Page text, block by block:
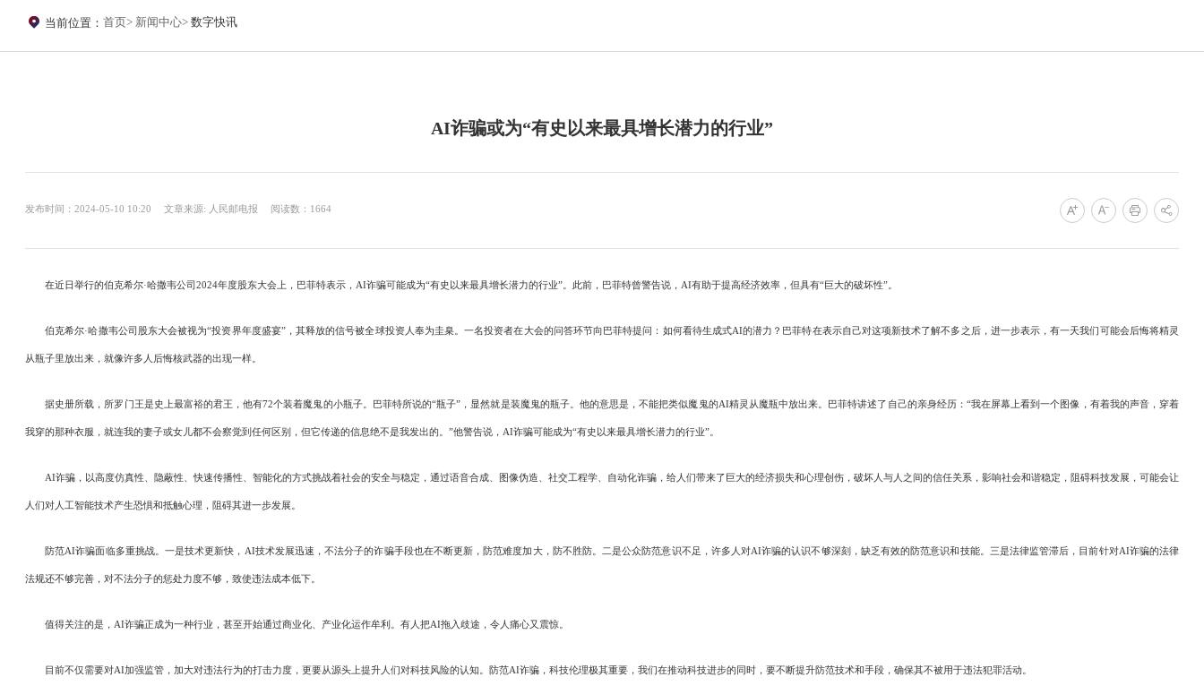
当前位置：首页 新闻中心 数字快讯
AI诈骗或为“有史以来最具增长潜力的行业”
发布时间：2024-05-10 10:20 文章来源: 人民邮电报 阅读数：1664
在近日举行的伯克希尔·哈撒韦公司2024年度股东大会上，巴菲特表示，AI诈骗可能成为“有史以来最具增长潜力的行业”。此前，巴菲特曾警告说，AI有助于提高经济效率，但具有“巨大的破坏性”。
伯克希尔·哈撒韦公司股东大会被视为“投资界年度盛宴”，其释放的信号被全球投资人奉为圭臬。一名投资者在大会的问答环节向巴菲特提问：如何看待生成式AI的潜力？巴菲特在表示自己对这项新技术了解不多之后，进一步表示，有一天我们可能会后悔将精灵
从瓶子里放出来，就像许多人后悔核武器的出现一样。
据史册所载，所罗门王是史上最富裕的君王，他有72个装着魔鬼的小瓶子。巴菲特所说的“瓶子”，显然就是装魔鬼的瓶子。他的意思是，不能把类似魔鬼的AI精灵从魔瓶中放出来。巴菲特讲述了自己的亲身经历：“我在屏幕上看到一个图像，有着我的声音，穿着
我穿的那种衣服，就连我的妻子或女儿都不会察觉到任何区别，但它传递的信息绝不是我发出的。”他警告说，AI诈骗可能成为“有史以来最具增长潜力的行业”。
AI诈骗，以高度仿真性、隐蔽性、快速传播性、智能化的方式挑战着社会的安全与稳定，通过语音合成、图像伪造、社交工程学、自动化诈骗，给人们带来了巨大的经济损失和心理创伤，破坏人与人之间的信任关系，影响社会和谐稳定，阻碍科技发展，可能会让
人们对人工智能技术产生恐惧和抵触心理，阻碍其进一步发展。
防范AI诈骗面临多重挑战。一是技术更新快，AI技术发展迅速，不法分子的诈骗手段也在不断更新，防范难度加大，防不胜防。二是公众防范意识不足，许多人对AI诈骗的认识不够深刻，缺乏有效的防范意识和技能。三是法律监管滞后，目前针对AI诈骗的法律
法规还不够完善，对不法分子的惩处力度不够，致使违法成本低下。
值得关注的是，AI诈骗正成为一种行业，甚至开始通过商业化、产业化运作牟利。有人把AI拖入歧途，令人痛心又震惊。
目前不仅需要对AI加强监管，加大对违法行为的打击力度，更要从源头上提升人们对科技风险的认知。防范AI诈骗，科技伦理极其重要，我们在推动科技进步的同时，要不断提升防范技术和手段，确保其不被用于违法犯罪活动。